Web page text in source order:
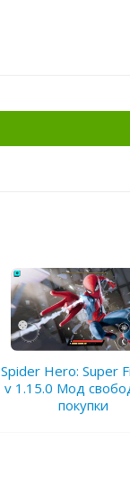
Spider Hero: Super
v 1.15.0 Мод
покупки